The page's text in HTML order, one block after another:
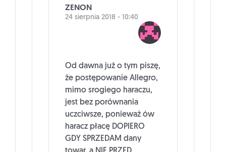
ZENON
24 sierpnia 2018 - 10:40
Od dawna już o tym piszę,
że postępowanie Allegro,
mimo srogiego haraczu,
jest bez porównania
uczciwsze, ponieważ ów
haracz płacę DOPIERO
GDY SPRZEDAM dany